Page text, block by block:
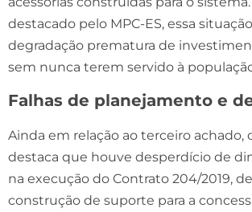
destacado pelo MPC-ES, essa
degradação prematura de
sem nunca terem servido à
Falhas de planejamento e
Ainda em relação ao terceiro achado,
destaca que houve desperdício de
na execução do Contrato 204/2019,
construção de suporte para a